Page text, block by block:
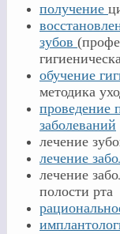
получение
зубов
обучение
методика
проведение
заболеваний
лечение
лечение
лечение
полости рта